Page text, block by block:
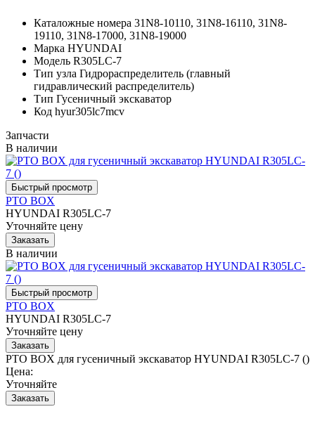
Каталожные номера 31N8-10110, 31N8-16110, 31N8-
19110, 31N8-17000, 31N8-19000
Марка HYUNDAI
Модель R305LC-7
Тип узла Гидрораспределитель (главный
гидравлический распределитель)
Тип Гусеничный экскаватор
Код hyur305lc7mcv
Запчасти
В наличии
PTO BOX
HYUNDAI R305LC-7
Уточняйте цену
В наличии
PTO BOX
HYUNDAI R305LC-7
Уточняйте цену
PTO BOX для гусеничный экскаватор HYUNDAI R305LC-7 ()
Цена:
Уточняйте